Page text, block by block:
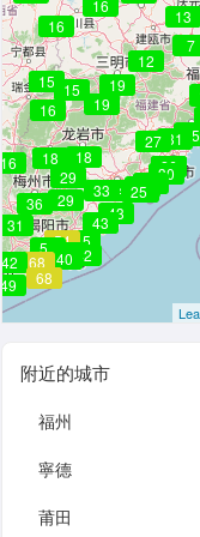
34
17
18
72
32
24
12
19
50
36
40
43
31
15
16
45
27
25
16
7
19
68
49
29
42
43
17
29
54
30
33
16
15
68
42
31
42
33
15
16 18
42
26
23
13
附近的城市
福州
寧德
莆田